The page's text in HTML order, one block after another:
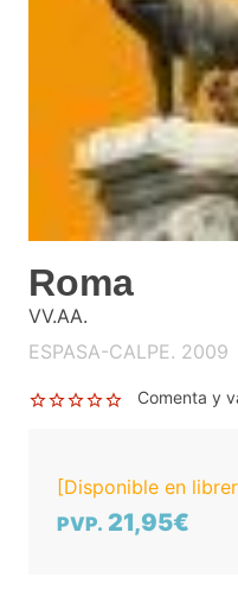
Roma
VV.AA.
ESPASA-CALPE. 2009
Comenta y
[Disponible en
PVP. 21,95€